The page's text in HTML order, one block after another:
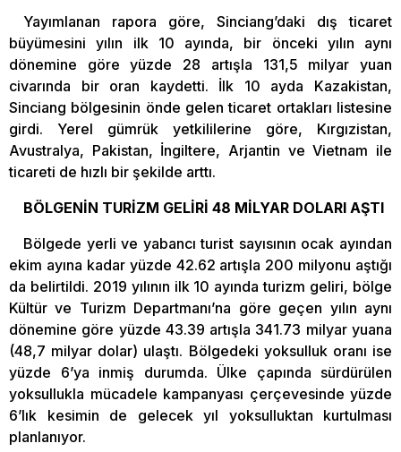
Yayımlanan rapora göre, Sinciang’daki dış ticaret
büyümesini yılın ilk 10 ayında, bir önceki yılın aynı
dönemine göre yüzde 28 artışla 131,5 milyar yuan
civarında bir oran kaydetti. İlk 10 ayda Kazakistan,
Sinciang bölgesinin önde gelen ticaret ortakları listesine
girdi. Yerel gümrük yetkililerine göre, Kırgızistan,
Avustralya, Pakistan, İngiltere, Arjantin ve Vietnam ile
ticareti de hızlı bir şekilde arttı.
BÖLGENİN TURİZM GELİRİ 48 MİLYAR DOLARI AŞTI
Bölgede yerli ve yabancı turist sayısının ocak ayından
ekim ayına kadar yüzde 42.62 artışla 200 milyonu aştığı
da belirtildi. 2019 yılının ilk 10 ayında turizm geliri, bölge
Kültür ve Turizm Departmanı’na göre geçen yılın aynı
dönemine göre yüzde 43.39 artışla 341.73 milyar yuana
(48,7 milyar dolar) ulaştı. Bölgedeki yoksulluk oranı ise
yüzde 6’ya inmiş durumda. Ülke çapında sürdürülen
yoksullukla mücadele kampanyası çerçevesinde yüzde
6’lık kesimin de gelecek yıl yoksulluktan kurtulması
planlanıyor.